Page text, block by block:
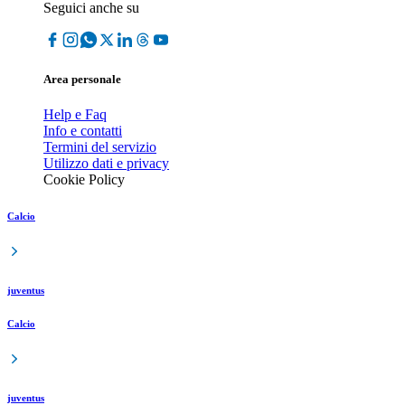
Seguici anche su
Area personale
Help e Faq
Info e contatti
Termini del servizio
Utilizzo dati e privacy
Cookie Policy
Calcio
juventus
Calcio
juventus